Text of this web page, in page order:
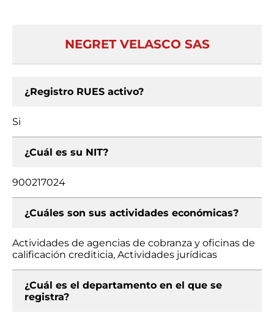
NEGRET VELASCO SAS
¿Registro RUES activo?
Si
¿Cuál es su NIT?
900217024
¿Cuáles son sus actividades económicas?
Actividades de agencias de cobranza y oficinas de
calificación crediticia, Actividades jurídicas
¿Cuál es el departamento en el que se
registra?